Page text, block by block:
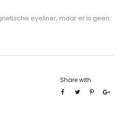
eyeliner, maar er is geen
Share with